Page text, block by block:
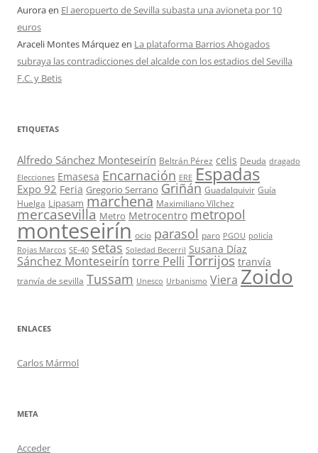
Auroraen El aeropuerto de Sevilla subasta una avioneta por 10
euros
Araceli Montes Márquezen La plataforma Barrios Ahogados
subraya las contradicciones del alcalde con los estadios del Sevilla
F.C. y Betis
ETIQUETAS
Alfredo Sánchez Monteseirín Beltrán Pérez celis Deuda dragado
Elecciones Emasesa Encarnación ERE Espadas
Expo 92 Feria Gregorio Serrano Griñán Guadalquivir Guía
Huelga Lipasam marchena Maximiliano Vílchez
mercasevilla Metro Metrocentro metropol
monteseirín ocio parasol paro PGOU policía
Rojas Marcos SE-40 setas Soledad Becerril Susana Díaz
Sánchez Monteseirín torre Pelli Torrijos tranvía
tranvía de sevilla Tussam Unesco Urbanismo Viera Zoido
ENLACES
Carlos Mármol
META
Acceder